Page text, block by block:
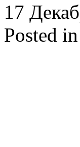
17
Posted in